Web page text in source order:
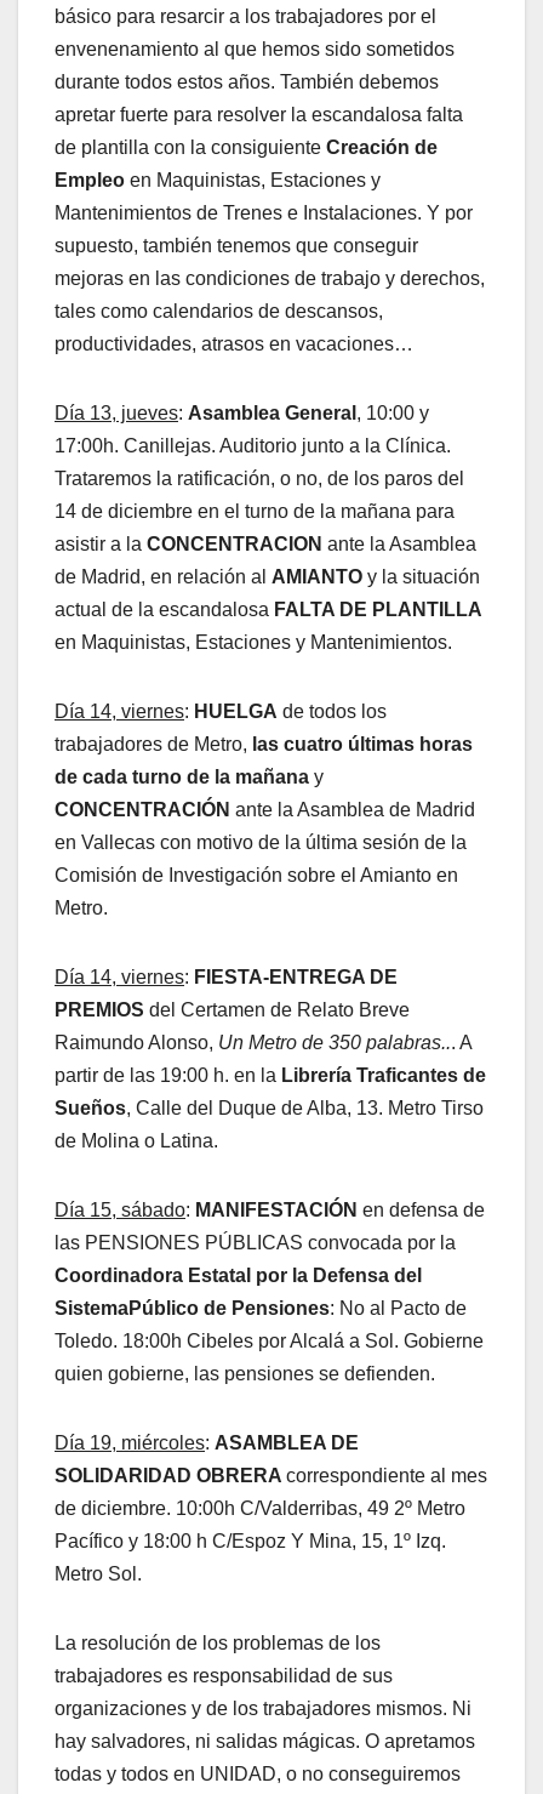
básico para resarcir a los trabajadores por el
envenenamiento al que hemos sido sometidos
durante todos estos años. También debemos
apretar fuerte para resolver la escandalosa falta
de plantilla con la consiguiente Creación de
Empleo en Maquinistas, Estaciones y
Mantenimientos de Trenes e Instalaciones. Y por
supuesto, también tenemos que conseguir
mejoras en las condiciones de trabajo y derechos,
tales como calendarios de descansos,
productividades, atrasos en vacaciones…
Día 13, jueves: Asamblea General , 10:00 y
17:00h. Canillejas. Auditorio junto a la Clínica.
Trataremos la ratificación, o no, de los paros del
14 de diciembre en el turno de la mañana para
asistir a la CONCENTRACION ante la Asamblea
de Madrid, en relación al AMIANTO y la situación
actual de la escandalosa FALTA DE PLANTILLA
en Maquinistas, Estaciones y Mantenimientos.
Día 14, viernes: HUELGA de todos los
trabajadores de Metro, las cuatro últimas horas
de cada turno de la mañana y
CONCENTRACIÓN ante la Asamblea de Madrid
en Vallecas con motivo de la última sesión de la
Comisión de Investigación sobre el Amianto en
Metro.
Día 14, viernes: FIESTA-ENTREGA DE
PREMIOS del Certamen de Relato Breve
Raimundo Alonso, Un Metro de 350 palabras... A
partir de las 19:00 h. en la Librería Traficantes de
Sueños, Calle del Duque de Alba, 13. Metro Tirso
de Molina o Latina.
Día 15, sábado: MANIFESTACIÓN en defensa de
las PENSIONES PÚBLICAS convocada por la
Coordinadora Estatal por la Defensa del
SistemaPúblico de Pensiones: No al Pacto de
Toledo. 18:00h Cibeles por Alcalá a Sol. Gobierne
quien gobierne, las pensiones se defienden.
Día 19, miércoles: ASAMBLEA DE
SOLIDARIDAD OBRERA correspondiente al mes
de diciembre. 10:00h C/Valderribas, 49 2º Metro
Pacífico y 18:00 h C/Espoz Y Mina, 15, 1º Izq.
Metro Sol.
La resolución de los problemas de los
trabajadores es responsabilidad de sus
organizaciones y de los trabajadores mismos. Ni
hay salvadores, ni salidas mágicas. O apretamos
todas y todos en UNIDAD, o no conseguiremos